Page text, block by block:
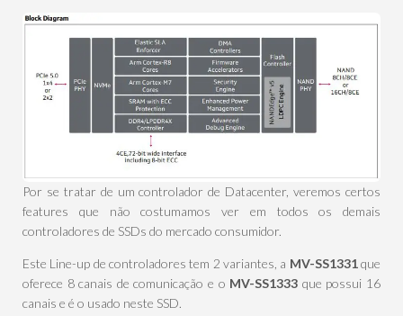
Por se tratar de um controlador de Datacenter, veremos certos
features que não costumamos ver em todos os demais
controladores de SSDs do mercado consumidor.
Este Line-up de controladores tem 2 variantes, a MV-SS1331que
oferece 8 canais de comunicação e o MV-SS1333 que possui 16
canais e é o usado neste SSD.